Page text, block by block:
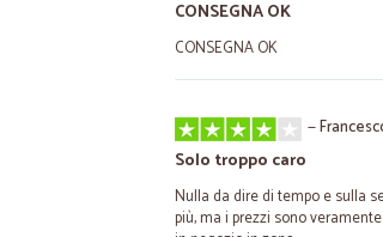
CONSEGNA OK
CONSEGNA OK
—
Solo troppo caro
Nulla da dire di tempo e sulla
più, ma i prezzi sono